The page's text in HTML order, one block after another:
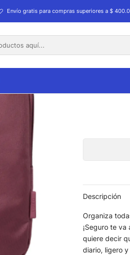
Envío gratis para compras superiores a $
Descripción
Organiza
¡Seguro te
quiere decir
diario, ligero